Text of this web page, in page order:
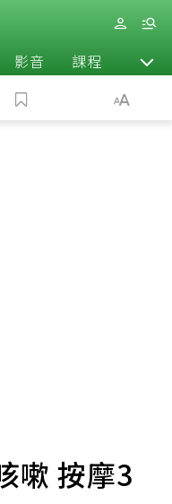
影音 課程 退休
嗽 按摩3